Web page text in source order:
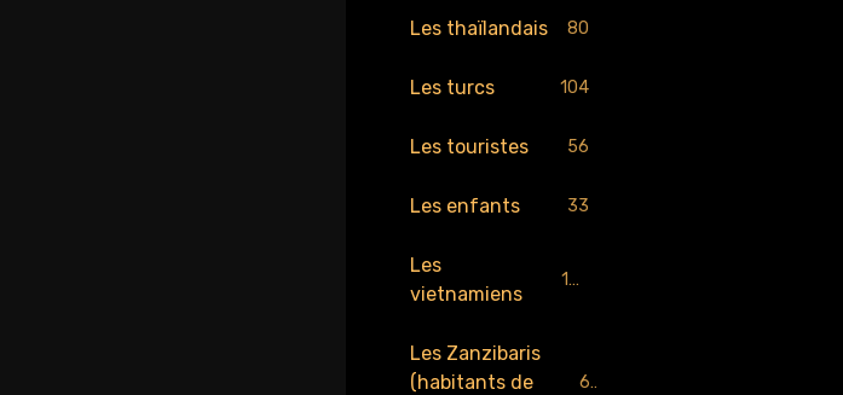
Les thaïlandais 80
Les turcs 104
Les touristes 56
Les enfants 33
Les
vietnamiens
189
Les Zanzibaris
(habitants de
67